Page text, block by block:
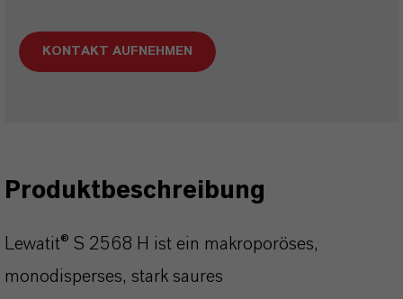
KONTAKT AUFNEHMEN
Produktbeschreibung
Lewatit® S 2568 H ist ein makroporöses,
monodisperses, stark saures